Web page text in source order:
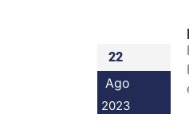
22
Ago
2023